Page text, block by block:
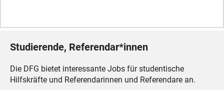
Studierende, Referendar*innen
Die DFG bietet interessante Jobs für studentische
Hilfskräfte und Referendarinnen und Referendare an.